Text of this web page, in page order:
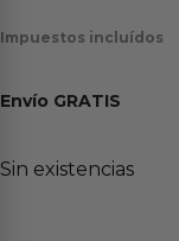
Impuestos incluídos
Envío GRATIS
Sin existencias